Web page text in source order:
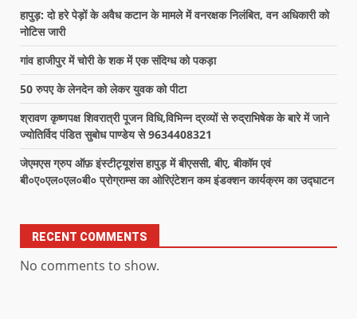
हापुड़: दो हरे पेड़ों के अवैध कटान के मामले में वनरक्षक निलंबित, वन अधिकारी को
नोटिस जारी
गांव हाजीपुर में चोरी के शक में एक संदिग्ध को पकड़ा
50 रुपए के लेनदेन को लेकर युवक को पीटा
श्रावण कृष्णपक्ष शिवरात्री पूजन विधि,विभिन्न द्रव्यों से रुद्राभिषेक के बारे में जाने
ज्योतिर्विद पंडित सुबोध पाण्डेय से 9634408321
जेएमएस ग्रुप ऑफ़ इंस्टीट्यूशंस हापुड़ में बीएससी, बीए, बीकॉम एवं
बी०ए०एल०एल०बी० प्रोग्राम्स का ओरिएंटेशन कम इंडक्शन कार्यक्रम का उद्घाटन
RECENT COMMENTS
No comments to show.